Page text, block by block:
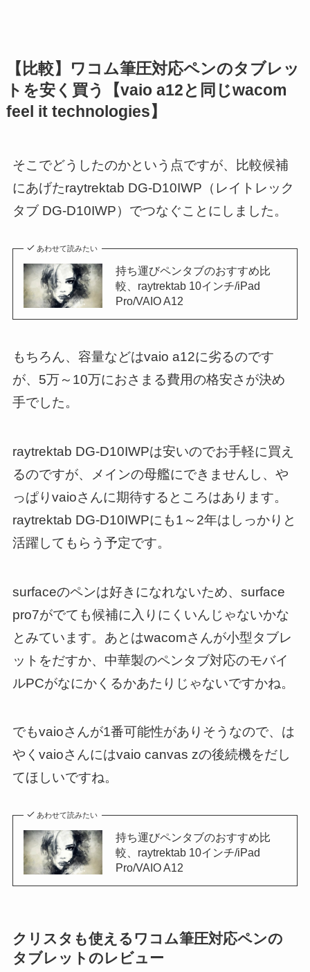
【比較】ワコム筆圧対応ペンのタブレッ
トを安く買う【vaio a12と同じwacom
feel it technologies】
そこでどうしたのかという点ですが、比較候補
にあげたraytrektab DG-D10IWP（レイトレック
タブ DG-D10IWP）でつなぐことにしました。
あわせて読みたい
持ち運びペンタブのおすすめ比
較、raytrektab 10インチ/iPad
Pro/VAIO A12
もちろん、容量などはvaio a12に劣るのです
が、5万～10万におさまる費用の格安さが決め
手でした。
raytrektab DG-D10IWPは安いのでお手軽に買え
るのですが、メインの母艦にできませんし、や
っぱりvaioさんに期待するところはあります。
raytrektab DG-D10IWPにも1～2年はしっかりと
活躍してもらう予定です。
surfaceのペンは好きになれないため、surface
pro7がでても候補に入りにくいんじゃないかな
とみています。あとはwacomさんが小型タブレ
ットをだすか、中華製のペンタブ対応のモバイ
ルPCがなにかくるかあたりじゃないですかね。
でもvaioさんが1番可能性がありそうなので、は
やくvaioさんにはvaio canvas zの後続機をだし
てほしいですね。
あわせて読みたい
持ち運びペンタブのおすすめ比
較、raytrektab 10インチ/iPad
Pro/VAIO A12
クリスタも使えるワコム筆圧対応ペンの
タブレットのレビュー